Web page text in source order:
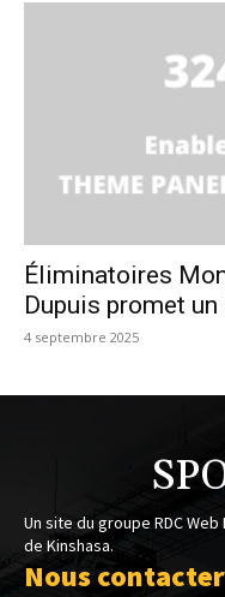
Éliminatoires
Dupuis promet un
4 septembre 2025
Un site du groupe RDC
de Kinshasa.
Nous contacter